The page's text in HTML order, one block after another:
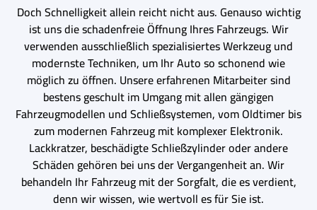
Doch Schnelligkeit allein reicht nicht aus. Genauso wichtig
ist uns die schadenfreie Öffnung Ihres Fahrzeugs. Wir
verwenden ausschließlich spezialisiertes Werkzeug und
modernste Techniken, um Ihr Auto so schonend wie
möglich zu öffnen. Unsere erfahrenen Mitarbeiter sind
bestens geschult im Umgang mit allen gängigen
Fahrzeugmodellen und Schließsystemen, vom Oldtimer bis
zum modernen Fahrzeug mit komplexer Elektronik.
Lackkratzer, beschädigte Schließzylinder oder andere
Schäden gehören bei uns der Vergangenheit an. Wir
behandeln Ihr Fahrzeug mit der Sorgfalt, die es verdient,
denn wir wissen, wie wertvoll es für Sie ist.